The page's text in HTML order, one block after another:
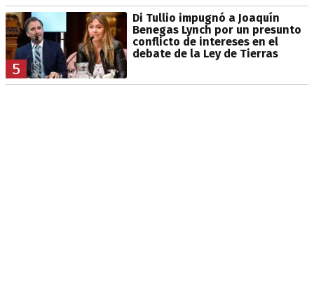
5
Di Tullio impugnó a Joaquín
Benegas Lynch por un presunto
conflicto de intereses en el
debate de la Ley de Tierras